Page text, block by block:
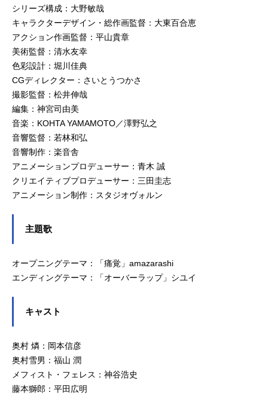
シリーズ構成：大野敏哉
キャラクターデザイン・総作画監督：大東百合恵
アクション作画監督：平山貴章
美術監督：清水友幸
色彩設計：堀川佳典
CGディレクター：さいとうつかさ
撮影監督：松井伸哉
編集：神宮司由美
音楽：KOHTA YAMAMOTO／澤野弘之
音響監督：若林和弘
音響制作：楽音舎
アニメーションプロデューサー：青木 誠
クリエイティブプロデューサー：三田圭志
アニメーション制作：スタジオヴォルン
主題歌
オープニングテーマ：「痛覚」amazarashi
エンディングテーマ：「オーバーラップ」シユイ
キャスト
奥村 燐：岡本信彦
奥村雪男：福山 潤
メフィスト・フェレス：神谷浩史
藤本獅郎：平田広明